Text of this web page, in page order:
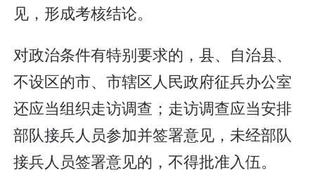
见，形成考核结论。
对政治条件有特别要求的，县、自治县、
不设区的市、市辖区人民政府征兵办公室
还应当组织走访调查；走访调查应当安排
部队接兵人员参加并签署意见，未经部队
接兵人员签署意见的，不得批准入伍。